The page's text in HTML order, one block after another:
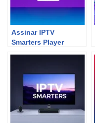
Assinar IPTV
Smarters Player